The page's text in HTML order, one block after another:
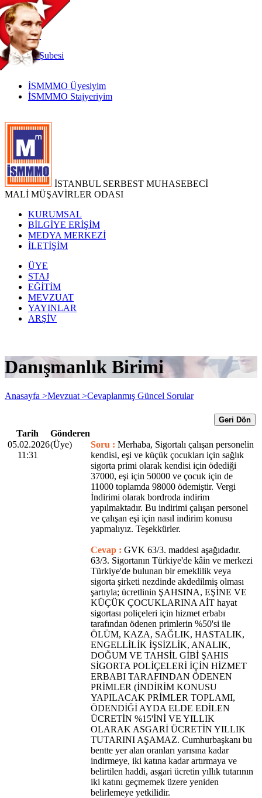
TR
|
EN
İnternetŞubesi
İSMMMO Üyesiyim
İSMMMO Stajyeriyim
İSTANBUL SERBEST MUHASEBECİ
MALİ MÜŞAVİRLER ODASI
KURUMSAL
BİLGİYE ERİŞİM
MEDYA MERKEZİ
İLETİŞİM
ÜYE
STAJ
EĞİTİM
MEVZUAT
YAYINLAR
ARŞİV
Danışmanlık Birimi
Anasayfa >Mevzuat >Cevaplanmış Güncel Sorular
Geri Dön
Tarih
Gönderen
05.02.2026
11:31
(Üye) Soru : Merhaba, Sigortalı çalışan personelin
kendisi, eşi ve küçük çocukları için sağlık
sigorta primi olarak kendisi için ödediği
37000, eşi için 50000 ve çocuk için de
11000 toplamda 98000 ödemiştir. Vergi
İndirimi olarak bordroda indirim
yapılmaktadır. Bu indirimi çalışan personel
ve çalışan eşi için nasıl indirim konusu
yapmalıyız. Teşekkürler.
Cevap : GVK 63/3. maddesi aşağıdadır.
63/3. Sigortanın Türkiye'de kâin ve merkezi
Türkiye'de bulunan bir emeklilik veya
sigorta şirketi nezdinde akdedilmiş olması
şartıyla; ücretlinin ŞAHSINA, EŞİNE VE
KÜÇÜK ÇOCUKLARINA AİT hayat
sigortası poliçeleri için hizmet erbabı
tarafından ödenen primlerin %50'si ile
ÖLÜM, KAZA, SAĞLIK, HASTALIK,
ENGELLİLİK İŞSİZLİK, ANALIK,
DOĞUM VE TAHSİL GİBİ ŞAHIS
SİGORTA POLİÇELERİ İÇİN HİZMET
ERBABI TARAFINDAN ÖDENEN
PRİMLER (İNDİRİM KONUSU
YAPILACAK PRİMLER TOPLAMI,
ÖDENDİĞİ AYDA ELDE EDİLEN
ÜCRETİN %15'İNİ VE YILLIK
OLARAK ASGARİ ÜCRETİN YILLIK
TUTARINI AŞAMAZ. Cumhurbaşkanı bu
bentte yer alan oranları yarısına kadar
indirmeye, iki katına kadar artırmaya ve
belirtilen haddi, asgari ücretin yıllık tutarının
iki katını geçmemek üzere yeniden
belirlemeye yetkilidir.